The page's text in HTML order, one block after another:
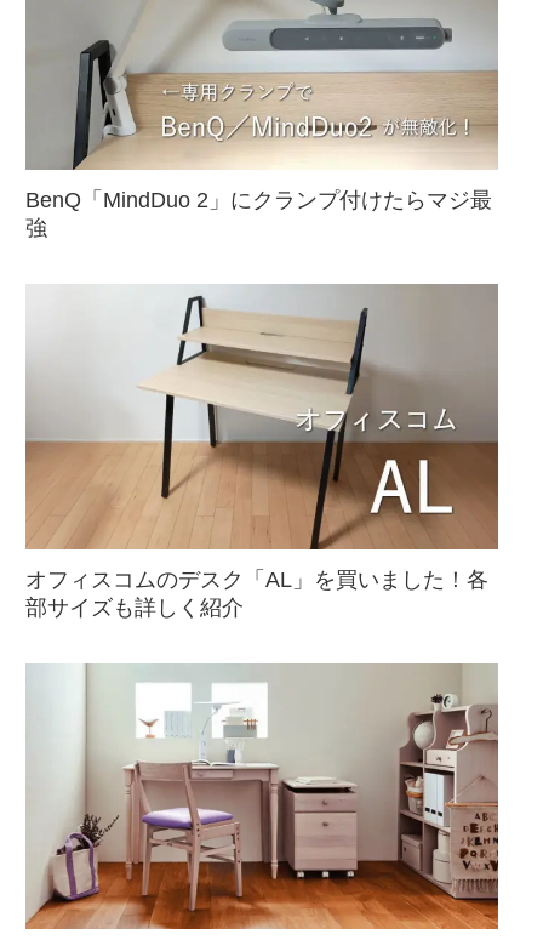
BenQ「MindDuo 2」にクランプ付けたらマジ最
強
オフィスコムのデスク「AL」を買いました！各
部サイズも詳しく紹介